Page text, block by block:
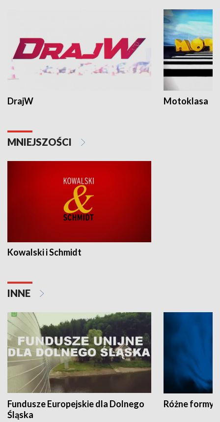
DrajW Motoklasa
MNIEJSZOŚCI
Kowalski i Schmidt
INNE
Fundusze Europejskie dla Dolnego
Śląska
Różne formy